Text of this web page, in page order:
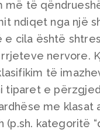
më të
ndiqet nga një
e cila është
nervore.
të
tiparet e
me klasat
(p.sh. kategoritë